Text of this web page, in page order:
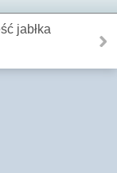
jabłka